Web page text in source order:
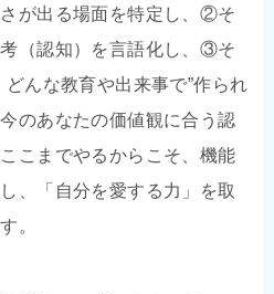
が出る場面を特定し、②そ
（認知）を言語化し、③そ
んな教育や出来事で”作られ
のあなたの価値観に合う認
こまでやるからこそ、機能
、「自分を愛する力」を取
。